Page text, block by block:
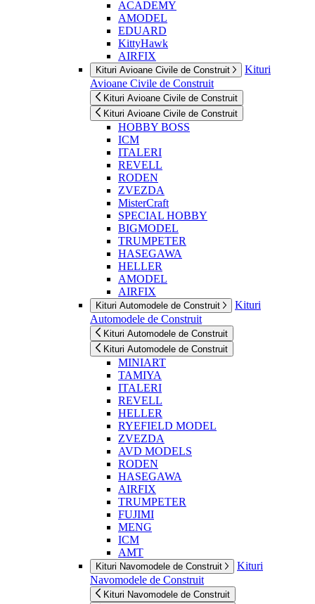
ACADEMY
AMODEL
EDUARD
KittyHawk
AIRFIX
Kituri Avioane Civile de Construit
Kituri
Avioane Civile de Construit
Kituri Avioane Civile de Construit
Kituri Avioane Civile de Construit
HOBBY BOSS
ICM
ITALERI
REVELL
RODEN
ZVEZDA
MisterCraft
SPECIAL HOBBY
BIGMODEL
TRUMPETER
HASEGAWA
HELLER
AMODEL
AIRFIX
Kituri Automodele de Construit
Kituri
Automodele de Construit
Kituri Automodele de Construit
Kituri Automodele de Construit
MINIART
TAMIYA
ITALERI
REVELL
HELLER
RYEFIELD MODEL
ZVEZDA
AVD MODELS
RODEN
HASEGAWA
AIRFIX
TRUMPETER
FUJIMI
MENG
ICM
AMT
Kituri Navomodele de Construit
Kituri
Navomodele de Construit
Kituri Navomodele de Construit